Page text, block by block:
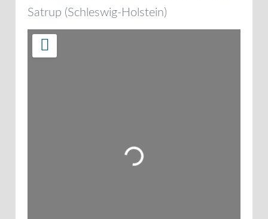
Satrup (Schleswig-Holstein)
Wird geladen …